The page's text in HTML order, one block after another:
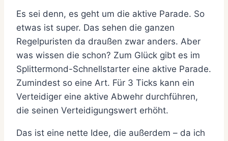
Es sei denn, es geht um die aktive Parade. So
etwas ist super. Das sehen die ganzen
Regelpuristen da draußen zwar anders. Aber
was wissen die schon? Zum Glück gibt es im
Splittermond-Schnellstarter eine aktive Parade.
Zumindest so eine Art. Für 3 Ticks kann ein
Verteidiger eine aktive Abwehr durchführen,
die seinen Verteidigungswert erhöht.
Das ist eine nette Idee, die außerdem – da ich